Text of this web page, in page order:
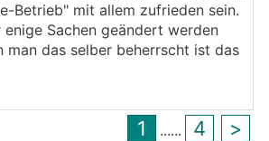
Betrieb" mit allem zufrieden sein.
enige Sachen geändert werden
man das selber beherrscht ist das
1 ...... 4 >